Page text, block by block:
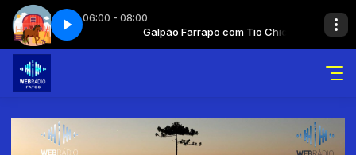
06:00 - 08:00
com Tio Chico Galpão Farrapo com Tio Chico
- Parte 2 Galpão farrapo - Parte 2